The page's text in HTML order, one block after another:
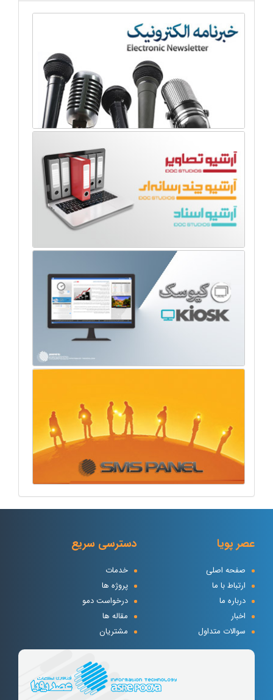
عصر پویا
صفحه اصلی
ارتباط با ما
درباره ما
اخبار
سوالات متداول
دسترسی سریع
خدمات
پروژه ها
درخواست دمو
مقاله ها
مشتریان